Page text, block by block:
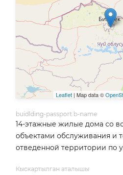
Leaflet | Map data ©
buidlding-passport.b-name
14-этажные жилые дома со
объектами обслуживания и
отведенной территории по
Кыскартылган аталышы